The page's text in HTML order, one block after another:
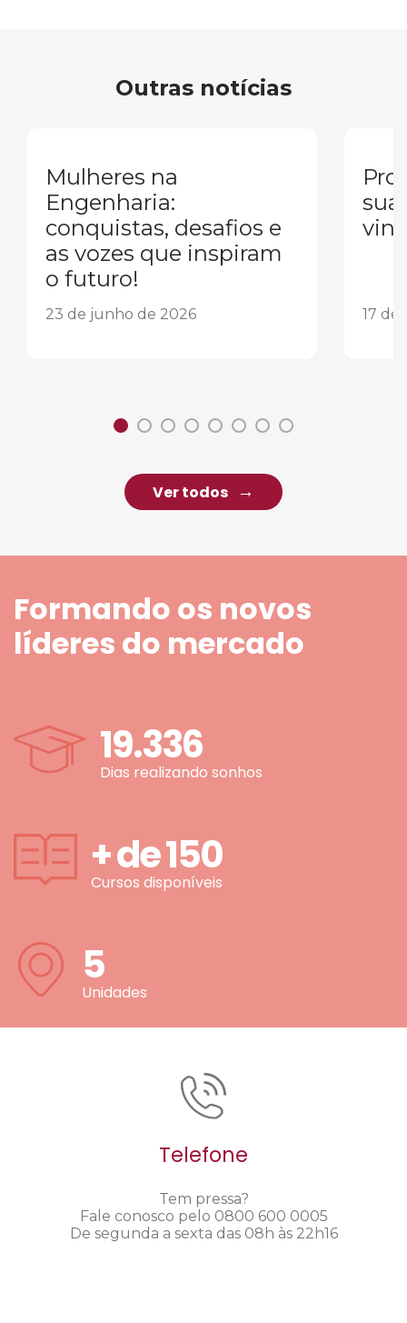
Outras notícias
Mulheres na
Engenharia:
conquistas, desafios e
as vozes que inspiram
o futuro!
23 de junho de 2026
sua
17 de
Ver todos
Formando os novos
líderes do mercado
19.336
Dias realizando sonhos
+ de150
Cursos disponíveis
5
Unidades
Telefone
Tem pressa?
Fale conosco pelo 0800 600 0005
De segunda a sexta das 08h às 22h16